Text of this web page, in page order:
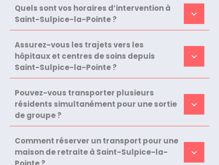
Quels sont vos horaires d’intervention à
Saint-Sulpice-la-Pointe ?
Assurez-vous les trajets vers les
hôpitaux et centres de soins depuis
Saint-Sulpice-la-Pointe ?
Pouvez-vous transporter plusieurs
résidents simultanément pour une sortie
de groupe ?
Comment réserver un transport pour une
maison de retraite à Saint-Sulpice-la-